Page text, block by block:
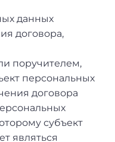
данных
договора,
поручителем,
персональных
договора
субъект
являться